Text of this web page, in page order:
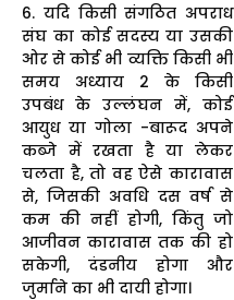
6. यदि किसी संगठित अपराध
संघ का कोई सदस्य या उसकी
ओर से कोई भी व्यक्ति किसी भी
समय अध्याय 2 के किसी
उपबंध के उल्लंघन में, कोई
आयुध या गोला -बारूद अपने
कब्जे में रखता है या लेकर
चलता है, तो वह ऐसे कारावास
से, जिसकी अवधि दस वर्ष से
कम की नहीं होगी, किंतु जो
आजीवन कारावास तक की हो
सकेगी, दंडनीय होगा और
जुर्माने का भी दायी होगा।